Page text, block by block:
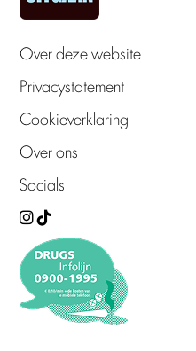
Over deze website
Privacystatement
Cookieverklaring
Over ons
Socials